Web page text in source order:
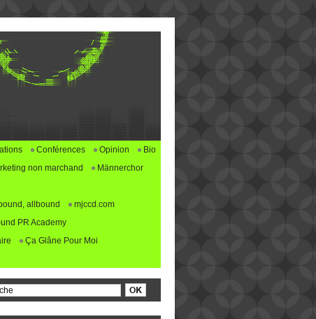
Conférences Opinion
Bio
non marchand
Männerchor
allbound
mjccd.com
PR Academy
Ça Glâne Pour Moi